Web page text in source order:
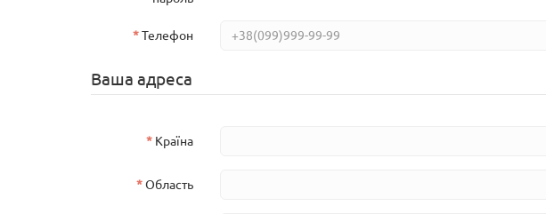
Телефон
Ваша адреса
Країна
Область